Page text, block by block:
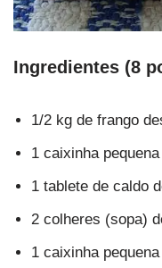
Ingredientes (8
1/2 kg de frango
1 caixinha
1 tablete de caldo
2 colheres (sopa)
1 caixinha